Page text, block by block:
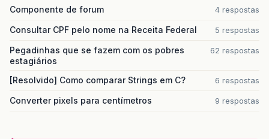
Componente de forum 4 respostas
Consultar CPF pelo nome na Receita Federal 5 respostas
Pegadinhas que se fazem com os pobres
estagiários
62 respostas
[Resolvido] Como comparar Strings em C? 6 respostas
Converter pixels para centímetros 9 respostas